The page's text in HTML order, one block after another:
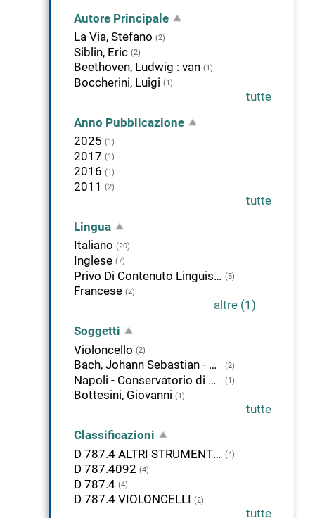
Autore Principale
La Via, Stefano (2)
Siblin, Eric (2)
Beethoven, Ludwig : van (1)
Boccherini, Luigi (1)
tutte
Anno Pubblicazione
2025 (1)
2017 (1)
2016 (1)
2011 (2)
tutte
Lingua
Italiano (20)
Inglese (7)
Privo Di Contenuto Linguistico, Non Appl (5)
Francese (2)
altre (1)
Soggetti
Violoncello (2)
Bach, Johann Sebastian - Suite per violoncello (2)
Napoli - Conservatorio di musica (1)
Bottesini, Giovanni (1)
tutte
Classificazioni
D 787.4 ALTRI STRUMENTI AD ARCO (4)
D 787.4092 (4)
D 787.4 (4)
D 787.4 VIOLONCELLI (2)
tutte